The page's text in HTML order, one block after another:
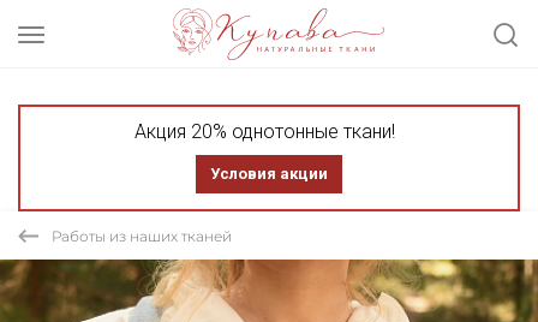
Акция 20% однотонные ткани!
Условия акции
Работы из наших тканей